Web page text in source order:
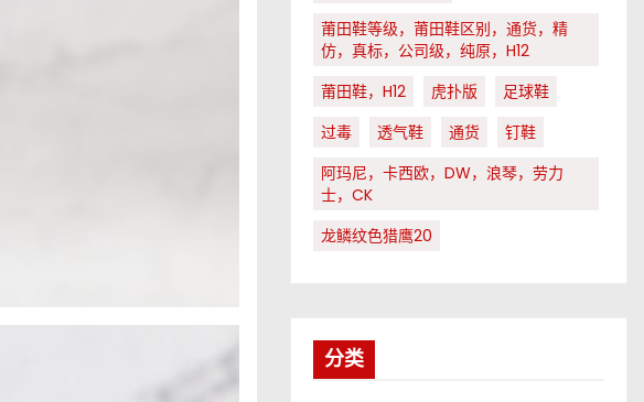
莆田鞋等级，莆田鞋区别，通货，精
仿，真标，公司级，纯原，H12
莆田鞋，H12
虎扑版
足球鞋
过毒
透气鞋 通货
钉鞋
阿玛尼，卡西欧，DW，浪琴，劳力
士，CK
龙鳞纹色猎鹰20
分类